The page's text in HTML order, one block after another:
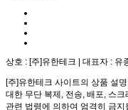
상호 : [주]유한테크 | 대표자 :
[주]유한테크 사이트의 상품 설
대한 무단 복제, 전송, 배포, 스
관련 법령에 의하여 엄격히 금지